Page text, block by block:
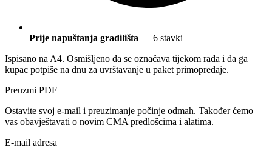
Prije napuštanja gradilišta — 6 stavki
Ispisano na A4. Osmišljeno da se označava tijekom rada i da ga
kupac potpiše na dnu za uvrštavanje u paket primopredaje.
Preuzmi PDF
Ostavite svoj e-mail i preuzimanje počinje odmah. Također ćemo
vas obavještavati o novim CMA predlošcima i alatima.
E-mail adresa